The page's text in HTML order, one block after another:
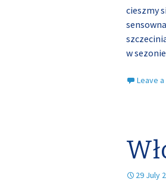
cieszmy
w sezonie
Leave
29 July